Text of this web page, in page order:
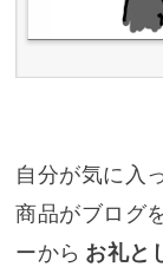
自分が気に入
商品がブログ
ーから お礼と